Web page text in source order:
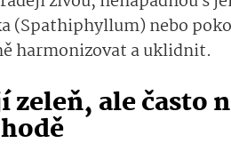
(Spathiphyllum) nebo
harmonizovat a uklidnit.
zeleň, ale často